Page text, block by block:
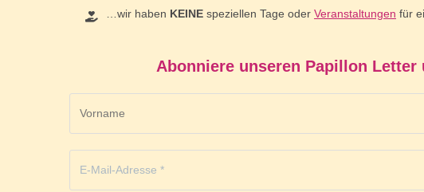
…wir haben KEINE speziellen Tage oder Veranstaltungen für
Abonniere unseren Papillon